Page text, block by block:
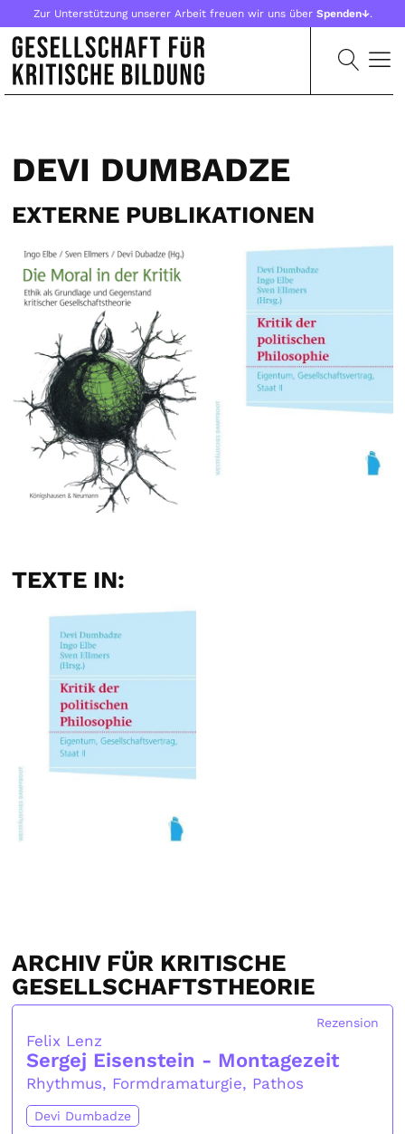
Zur Unterstützung unserer Arbeit freuen wir uns über Spenden↓.
DEVI DUMBADZE
EXTERNE PUBLIKATIONEN
TEXTE IN:
ARCHIV FÜR KRITISCHE
GESELLSCHAFTSTHEORIE
Rezension
Felix Lenz
Sergej Eisenstein - Montagezeit
Rhythmus, Formdramaturgie, Pathos
Devi Dumbadze